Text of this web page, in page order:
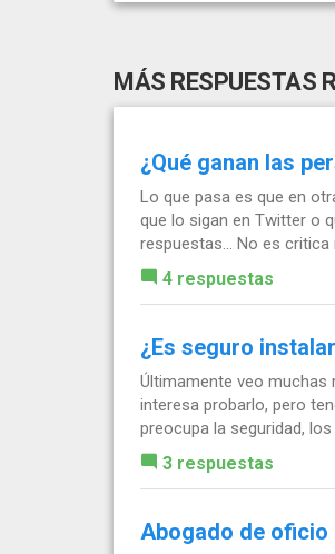
MÁS RESPUESTAS
¿Qué ganan las
Lo que pasa es que en
que lo sigan en Twitter o
respuestas... No es critica
4 respuestas
¿Es seguro
Últimamente veo
interesa probarlo, pero
preocupa la seguridad,
3 respuestas
Abogado de oficio